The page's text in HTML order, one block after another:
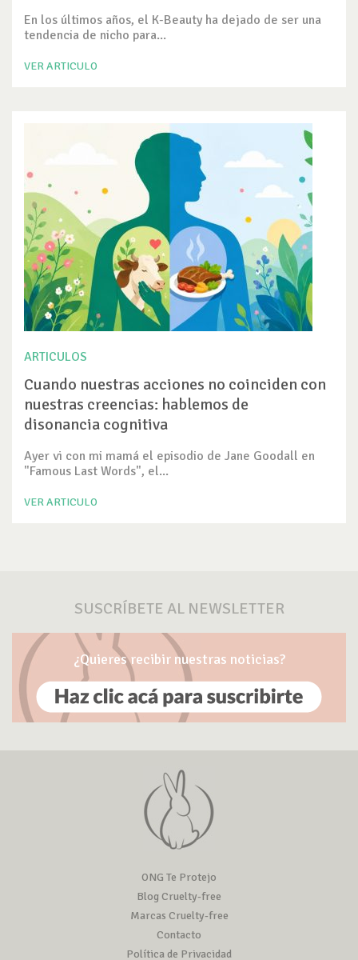
En los últimos años, el K-Beauty ha dejado de ser una
tendencia de nicho para...
VER ARTICULO
ARTICULOS
Cuando nuestras acciones no coinciden con
nuestras creencias: hablemos de
disonancia cognitiva
Ayer vi con mi mamá el episodio de Jane Goodall en
"Famous Last Words", el...
VER ARTICULO
SUSCRÍBETE AL NEWSLETTER
¿Quieres recibir nuestras noticias?
ONG Te Protejo
Blog Cruelty-free
Marcas Cruelty-free
Contacto
Política de Privacidad